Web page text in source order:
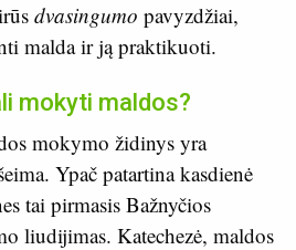
dvasingumo pavyzdžiai,
malda ir ją praktikuoti.
mokyti maldos?
mokymo židinys yra
Ypač patartina kasdienė
tai pirmasis Bažnyčios
liudijimas. Katechezė, maldos